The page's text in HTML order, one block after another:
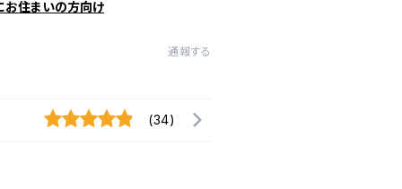
お住まいの方向け
通報する
(34)